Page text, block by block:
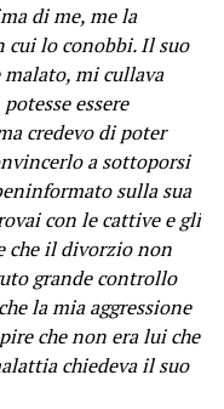
di me, me la
lo conobbi. Il suo
malato, mi cullava
essere
credevo di poter
a sottoporsi
sulla sua
con le cattive e gli
che il divorzio non
grande controllo
la mia aggressione
che non era lui che
chiedeva il suo